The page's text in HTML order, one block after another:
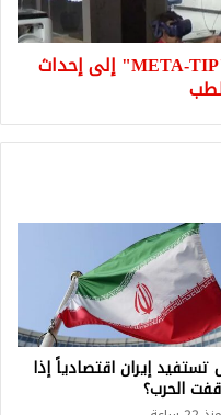
يهدف مشروع الطالب التركي "META-TIP" إلى إحداث
إيران اقتصادياً إذا
الحرب؟